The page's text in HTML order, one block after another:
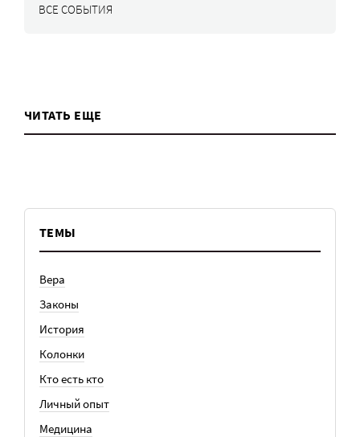
ВСЕ СОБЫТИЯ
ЧИТАТЬ ЕЩЕ
ТЕМЫ
Вера
Законы
История
Колонки
Кто есть кто
Личный опыт
Медицина